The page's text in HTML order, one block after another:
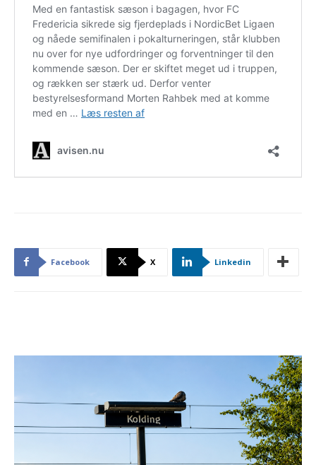
Facebook X Linkedin